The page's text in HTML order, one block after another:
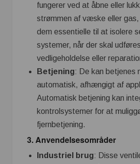
fungerer ved at åbne eller
strømmen af væske eller
dem essentielle til at isolere
systemer, når der skal udføres
vedligeholdelse eller
Betjening: De kan betjenes
automatisk, afhængigt af
Automatisk betjening kan
kontrolsystemer for at
fjernbetjening.
3.Anvendelsesområder
Industriel brug: Disse